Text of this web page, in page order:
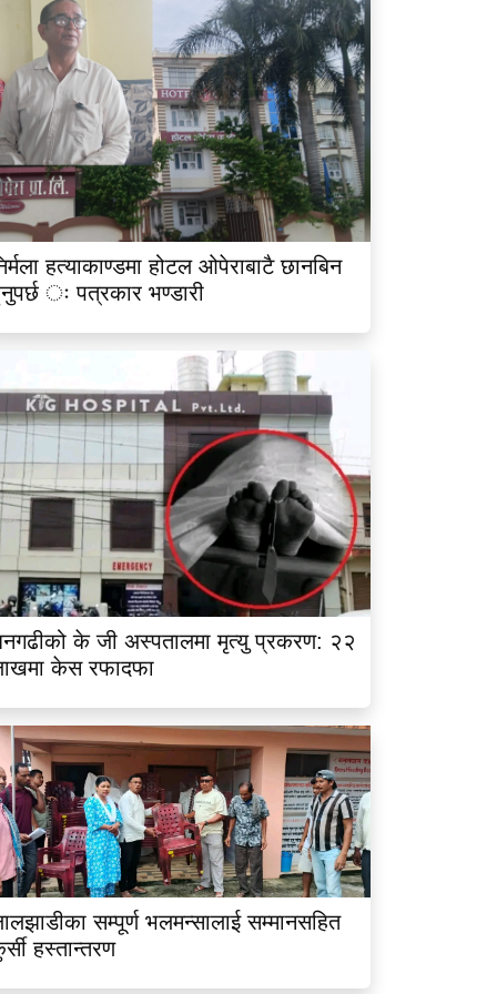
हत्याकाण्डमा होटल ओपेराबाटै छानबिन
ः पत्रकार भण्डारी
के जी अस्पतालमा मृत्यु प्रकरण: २२
केस रफादफा
सम्पूर्ण भलमन्सालाई सम्मानसहित
हस्तान्तरण